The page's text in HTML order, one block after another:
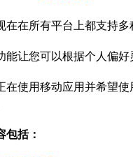
在在所有平台上都支持
能让您可以根据个人偏好
在使用移动应用并希望
包括：